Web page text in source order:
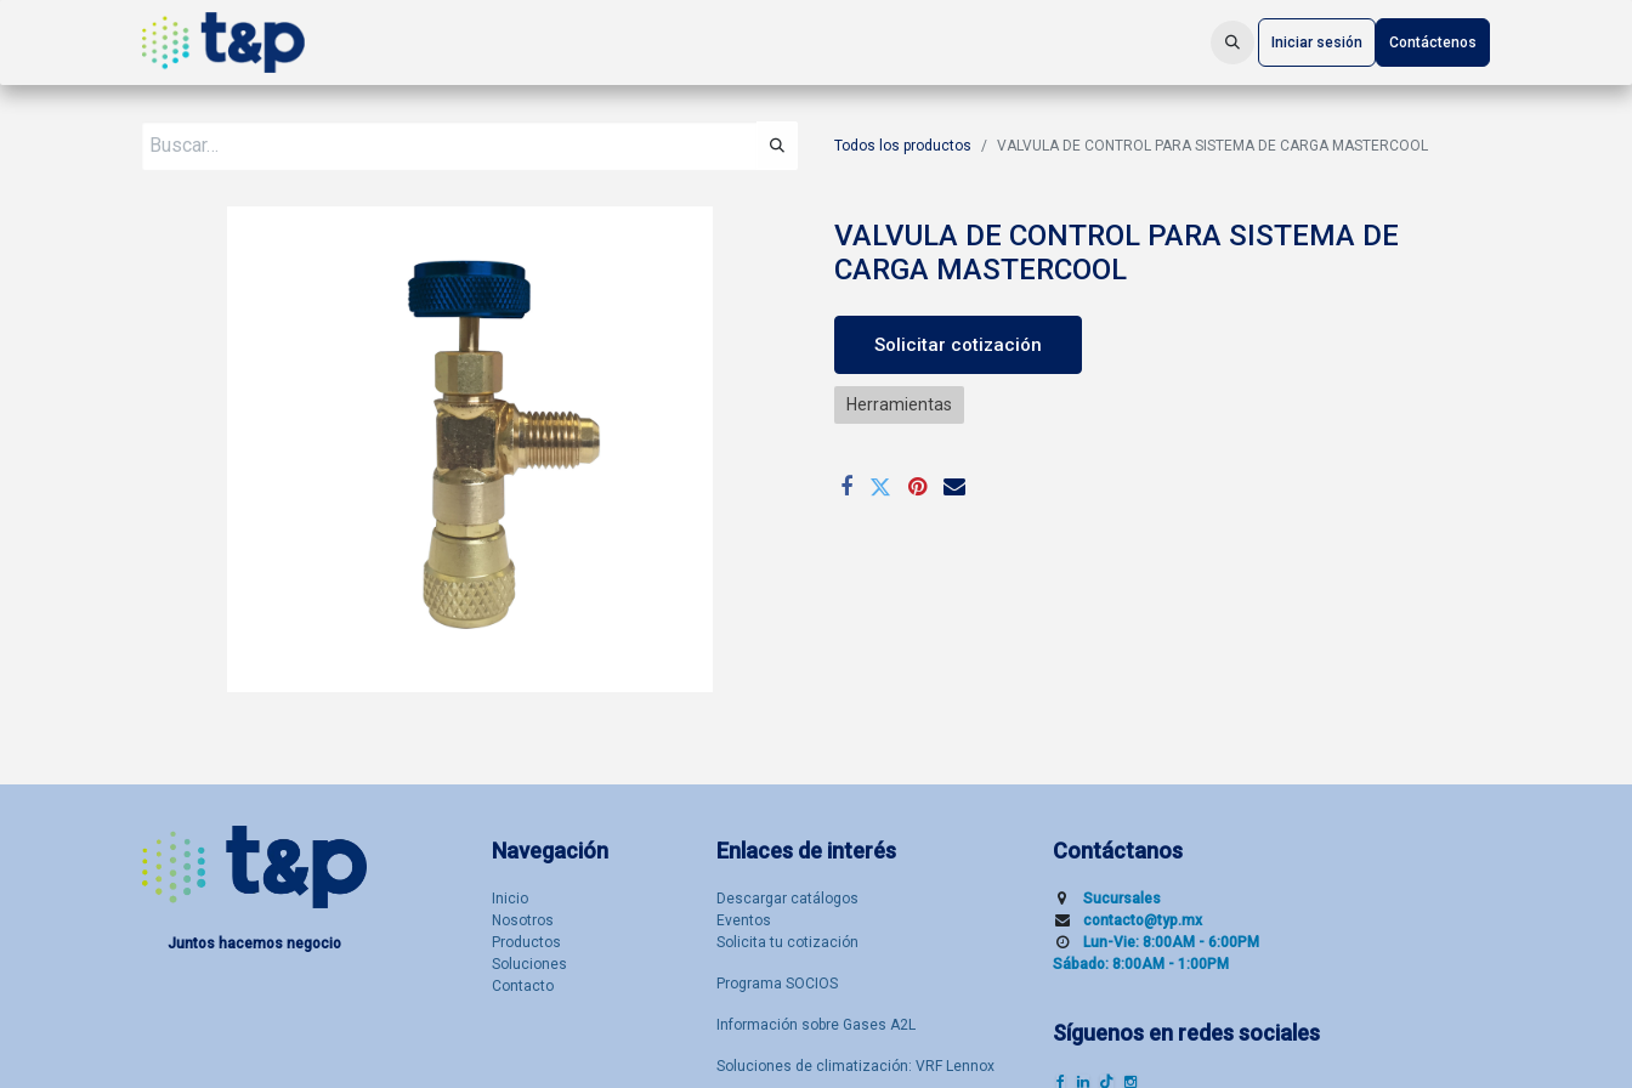
Iniciar sesión Contáctenos
Todos los productos VALVULA DE CONTROL PARA SISTEMA DE CARGA MASTERCOOL
VALVULA DE CONTROL PARA SISTEMA DE
CARGA MASTERCOOL
Solicitar cotización
Herramientas
Enlaces de interés
Descargar catálogos
Eventos
Solicita tu cotización
Programa SOCIOS
Información sobre Gases A2L
Soluciones de climatización: VRF Lennox
Navegación
Inicio
Nosotro​s
Productos
Soluciones
Contacto
Contáctanos
Sucu​rsal​es
contacto@typ.mx
Lun-Vie: 8:00AM - 6:00PM
Sábado: 8:00AM - 1:00PM
Síguenos en redes sociales
Juntos hacemos negocio